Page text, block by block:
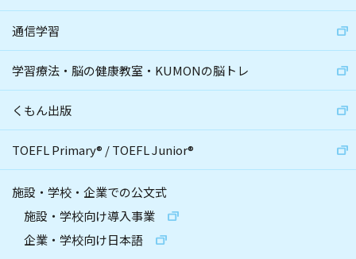
通信学習
学習療法・脳の健康教室・KUMONの脳トレ
くもん出版
TOEFL Primary® /TOEFL Junior®
施設・学校・企業での公文式
施設・学校向け導入事業
企業・学校向け日本語